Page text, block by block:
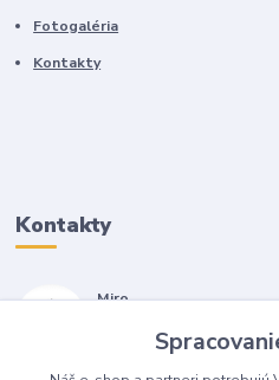
Fotogaléria
Kontakty
Kontakty
Miro
(Po-Pia, 7-17 hod.)